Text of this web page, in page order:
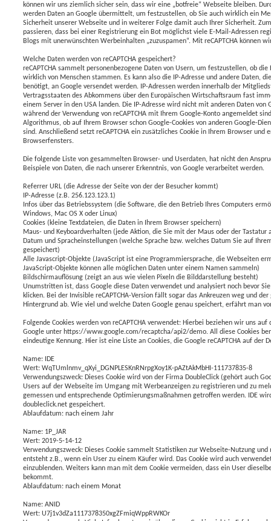
können wir uns ziemlich sicher sein, dass wir eine „botfreie“ Webseite bleiben.
werden Daten an Google übermittelt, um festzustellen, ob Sie auch wirklich ein
Sicherheit unserer Webseite und in weiterer Folge damit auch Ihrer Sicherheit. Zum
passieren, dass bei einer Registrierung ein Bot möglichst viele E-Mail-Adressen
Blogs mit unerwünschten Werbeinhalten „zuzuspamen“. Mit reCAPTCHA können
Welche Daten werden von reCAPTCHA gespeichert?
reCAPTCHA sammelt personenbezogene Daten von Usern, um festzustellen, ob
wirklich von Menschen stammen. Es kann also die IP-Adresse und andere Daten,
benötigt, an Google versendet werden. IP-Adressen werden innerhalb der
Vertragsstaaten des Abkommens über den Europäischen Wirtschaftsraum fast
einem Server in den USA landen. Die IP-Adresse wird nicht mit anderen Daten von
während der Verwendung von reCAPTCHA mit Ihrem Google-Konto angemeldet
Algorithmus, ob auf Ihrem Browser schon Google-Cookies von anderen Google-
sind. Anschließend setzt reCAPTCHA ein zusätzliches Cookie in Ihrem Browser und
Browserfensters.
Die folgende Liste von gesammelten Browser- und Userdaten, hat nicht den
Beispiele von Daten, die nach unserer Erkenntnis, von Google verarbeitet werden.
Referrer URL (die Adresse der Seite von der der Besucher kommt)
IP-Adresse (z.B. 256.123.123.1)
Infos über das Betriebssystem (die Software, die den Betrieb Ihres Computers
Windows, Mac OS X oder Linux)
Cookies (kleine Textdateien, die Daten in Ihrem Browser speichern)
Maus- und Keyboardverhalten (jede Aktion, die Sie mit der Maus oder der Tastatur
Datum und Spracheinstellungen (welche Sprache bzw. welches Datum Sie auf
gespeichert)
Alle Javascript-Objekte (JavaScript ist eine Programmiersprache, die Webseiten
JavaScript-Objekte können alle möglichen Daten unter einem Namen sammeln)
Bildschirmauflösung (zeigt an aus wie vielen Pixeln die Bilddarstellung besteht)
Unumstritten ist, dass Google diese Daten verwendet und analysiert noch bevor
klicken. Bei der Invisible reCAPTCHA-Version fällt sogar das Ankreuzen weg und
Hintergrund ab. Wie viel und welche Daten Google genau speichert, erfährt man
Folgende Cookies werden von reCAPTCHA verwendet: Hierbei beziehen wir uns auf
Google unter https://www.google.com/recaptcha/api2/demo. All diese Cookies
eindeutige Kennung. Hier ist eine Liste an Cookies, die Google reCAPTCHA auf der
Name: IDE
Wert: WqTUmlnmv_qXyi_DGNPLESKnRNrpgXoy1K-pAZtAkMbHI-111737835-8
Verwendungszweck: Dieses Cookie wird von der Firma DoubleClick (gehört auch
Users auf der Webseite im Umgang mit Werbeanzeigen zu registrieren und zu
gemessen und entsprechende Optimierungsmaßnahmen getroffen werden. IDE
doubleclick.net gespeichert.
Ablaufdatum: nach einem Jahr
Name: 1P_JAR
Wert: 2019-5-14-12
Verwendungszweck: Dieses Cookie sammelt Statistiken zur Webseite-Nutzung und
entsteht z.B., wenn ein User zu einem Käufer wird. Das Cookie wird auch
einzublenden. Weiters kann man mit dem Cookie vermeiden, dass ein User
bekommt.
Ablaufdatum: nach einem Monat
Name: ANID
Wert: U7j1v3dZa1117378350xgZFmiqWppRWKOr